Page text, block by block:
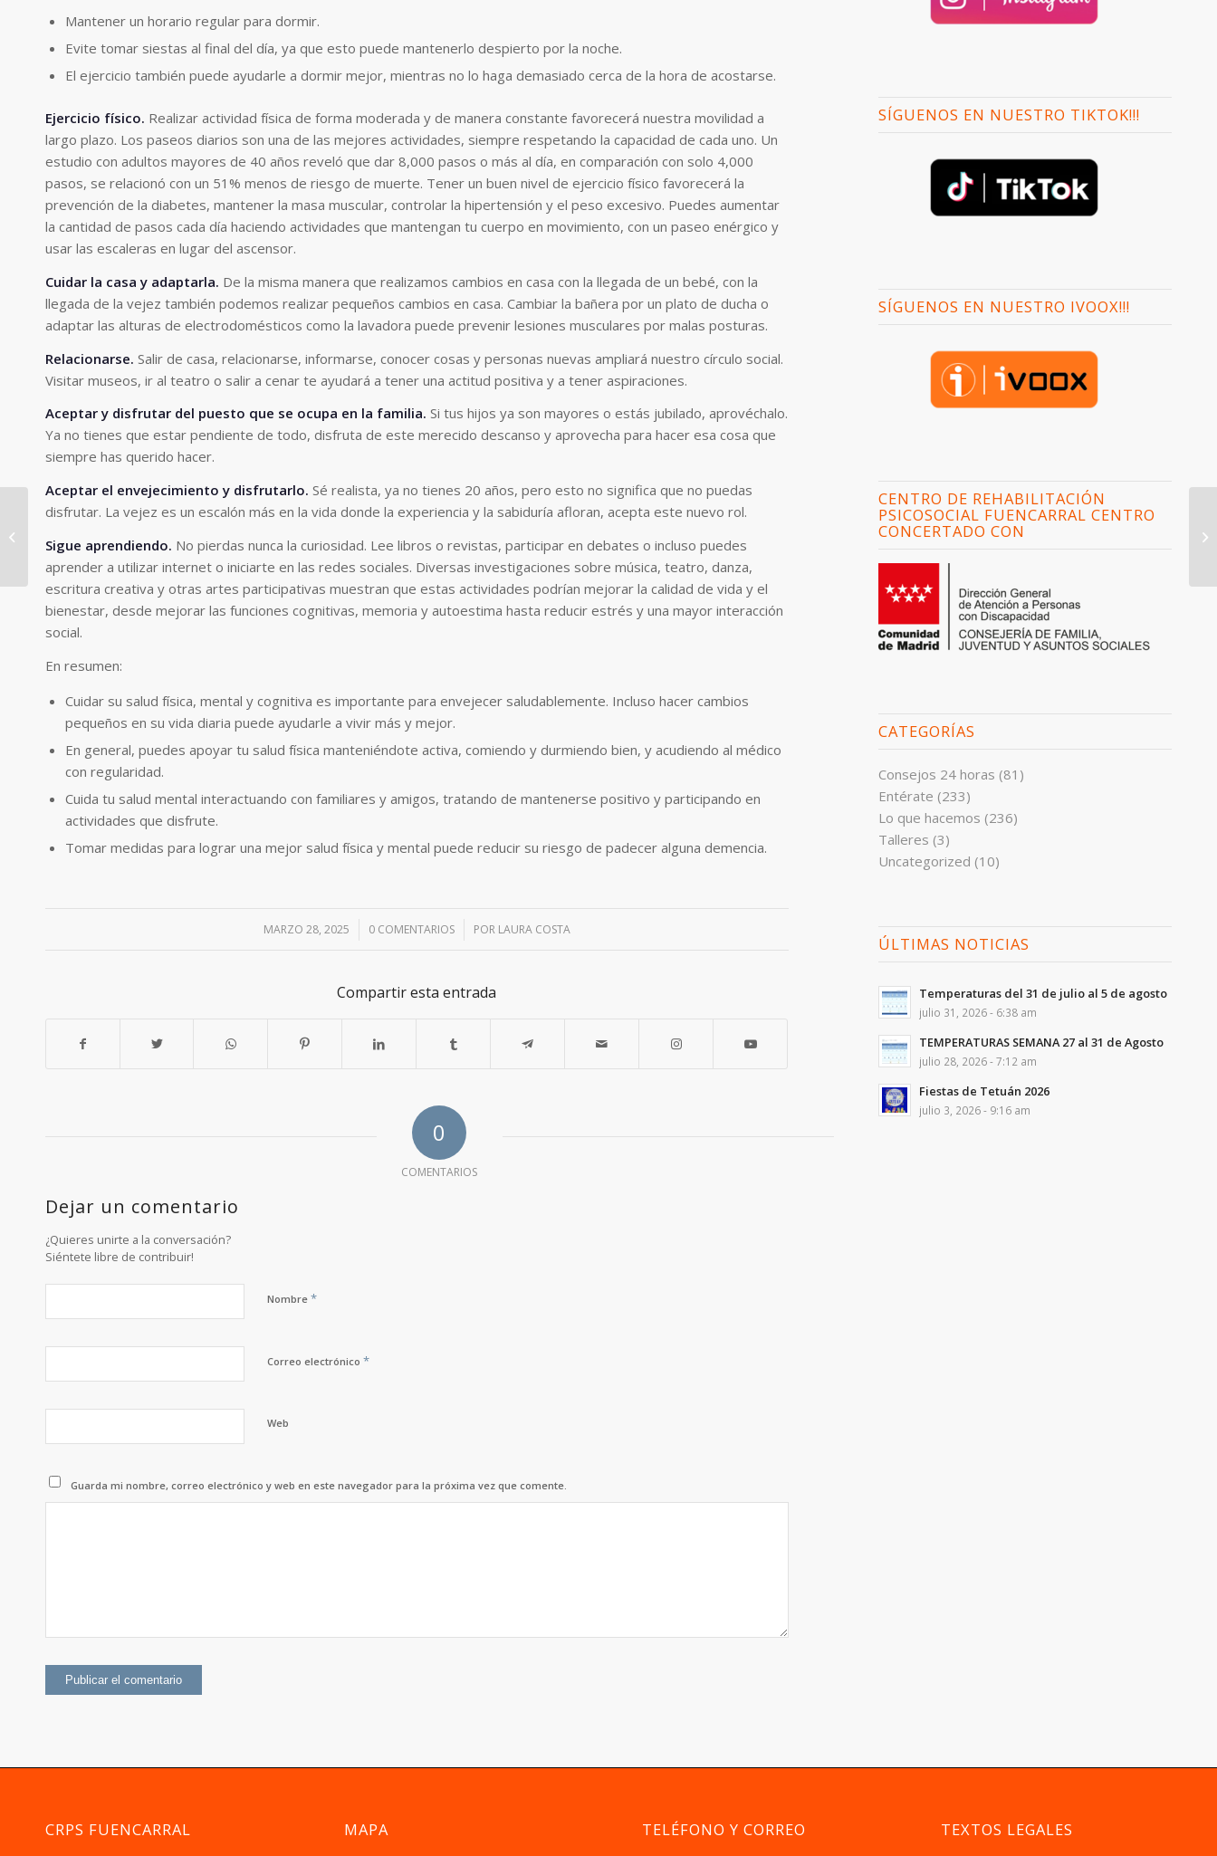
Mantener un horario regular para dormir.
Evite tomar siestas al final del día, ya que esto puede mantenerlo despierto por la noche.
El ejercicio también puede ayudarle a dormir mejor, mientras no lo haga demasiado cerca de la hora de acostarse.
Ejercicio físico. Realizar actividad física de forma moderada y de manera constante favorecerá nuestra movilidad a
largo plazo. Los paseos diarios son una de las mejores actividades, siempre respetando la capacidad de cada uno. Un
estudio con adultos mayores de 40 años reveló que dar 8,000 pasos o más al día, en comparación con solo 4,000
pasos, se relacionó con un 51% menos de riesgo de muerte. Tener un buen nivel de ejercicio físico favorecerá la
prevención de la diabetes, mantener la masa muscular, controlar la hipertensión y el peso excesivo. Puedes aumentar
la cantidad de pasos cada día haciendo actividades que mantengan tu cuerpo en movimiento, con un paseo enérgico y
usar las escaleras en lugar del ascensor.
Cuidar la casa y adaptarla. De la misma manera que realizamos cambios en casa con la llegada de un bebé, con la
llegada de la vejez también podemos realizar pequeños cambios en casa. Cambiar la bañera por un plato de ducha o
adaptar las alturas de electrodomésticos como la lavadora puede prevenir lesiones musculares por malas posturas.
Relacionarse. Salir de casa, relacionarse, informarse, conocer cosas y personas nuevas ampliará nuestro círculo social.
Visitar museos, ir al teatro o salir a cenar te ayudará a tener una actitud positiva y a tener aspiraciones.
Aceptar y disfrutar del puesto que se ocupa en la familia. Si tus hijos ya son mayores o estás jubilado, aprovéchalo.
Ya no tienes que estar pendiente de todo, disfruta de este merecido descanso y aprovecha para hacer esa cosa que
siempre has querido hacer.
Aceptar el envejecimiento y disfrutarlo. Sé realista, ya no tienes 20 años, pero esto no significa que no puedas
disfrutar. La vejez es un escalón más en la vida donde la experiencia y la sabiduría afloran, acepta este nuevo rol.
Sigue aprendiendo. No pierdas nunca la curiosidad. Lee libros o revistas, participar en debates o incluso puedes
aprender a utilizar internet o iniciarte en las redes sociales. Diversas investigaciones sobre música, teatro, danza,
escritura creativa y otras artes participativas muestran que estas actividades podrían mejorar la calidad de vida y el
bienestar, desde mejorar las funciones cognitivas, memoria y autoestima hasta reducir estrés y una mayor interacción
social.
En resumen:
Cuidar su salud física, mental y cognitiva es importante para envejecer saludablemente. Incluso hacer cambios
pequeños en su vida diaria puede ayudarle a vivir más y mejor.
En general, puedes apoyar tu salud física manteniéndote activa, comiendo y durmiendo bien, y acudiendo al médico
con regularidad.
Cuida tu salud mental interactuando con familiares y amigos, tratando de mantenerse positivo y participando en
actividades que disfrute.
Tomar medidas para lograr una mejor salud física y mental puede reducir su riesgo de padecer alguna demencia.
MARZO 28, 2025
/ 0 COMENTARIOS
/ POR LAURA COSTA
Compartir esta entrada
0
COMENTARIOS
Dejar un comentario
¿Quieres unirte a la conversación?
Siéntete libre de contribuir!
Nombre *
Correo electrónico *
Web
Guarda mi nombre, correo electrónico y web en este navegador para la próxima vez que comente.
SÍGUENOS EN NUESTRO TIKTOK!!!
SÍGUENOS EN NUESTRO IVOOX!!!
CENTRO DE REHABILITACIÓN
PSICOSOCIAL FUENCARRAL CENTRO
CONCERTADO CON
CATEGORÍAS
Consejos 24 horas (81)
Entérate (233)
Lo que hacemos (236)
Talleres (3)
Uncategorized (10)
ÚLTIMAS NOTICIAS
Temperaturas del 31 de julio al 5 de agosto
julio 31, 2026 - 6:38 am
TEMPERATURAS SEMANA 27 al 31 de Agosto
julio 28, 2026 - 7:12 am
Fiestas de Tetuán 2026
julio 3, 2026 - 9:16 am
CRPS FUENCARRAL MAPA TELÉFONO Y CORREO TEXTOS LEGALES